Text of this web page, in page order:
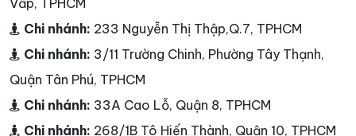
Chi nhánh: 233 Nguyễn Thị Thập,Q.7, TPHCM
Chi nhánh: 3/11 Trường Chinh, Phường Tây Thạnh,
Quận Tân Phú, TPHCM
Chi nhánh: 33A Cao Lỗ, Quận 8, TPHCM
Chi nhánh: 268/1B Tô Hiến Thành, Quận 10, TPHCM